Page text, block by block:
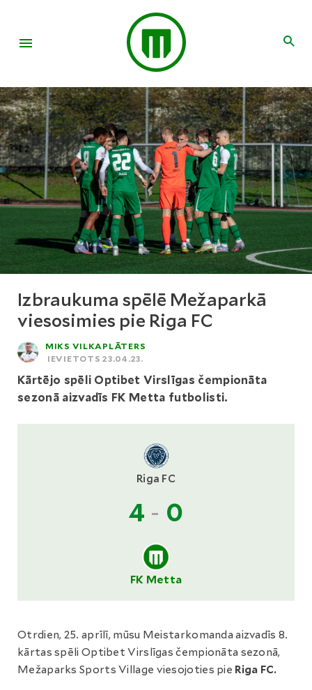
Izbraukuma spēlē Mežaparkā
viesosimies pie Riga FC
MIKS VILKAPLĀTERS
IEVIETOTS 23.04.23.
Kārtējo spēli Optibet Virslīgas čempionāta
sezonā aizvadīs FK Metta futbolisti.
Riga FC
4 - 0
FK Metta
Otrdien, 25. aprīlī, mūsu Meistarkomanda aizvadīs 8.
kārtas spēli Optibet Virslīgas čempionāta sezonā,
Mežaparks Sports Village viesojoties pie Riga FC.